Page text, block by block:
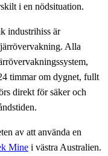
i en nödsituation.
industrihiss är
Alla
timmar om dygnet, fullt
direkt för säker och
av att använda en
Mine i västra Australien.